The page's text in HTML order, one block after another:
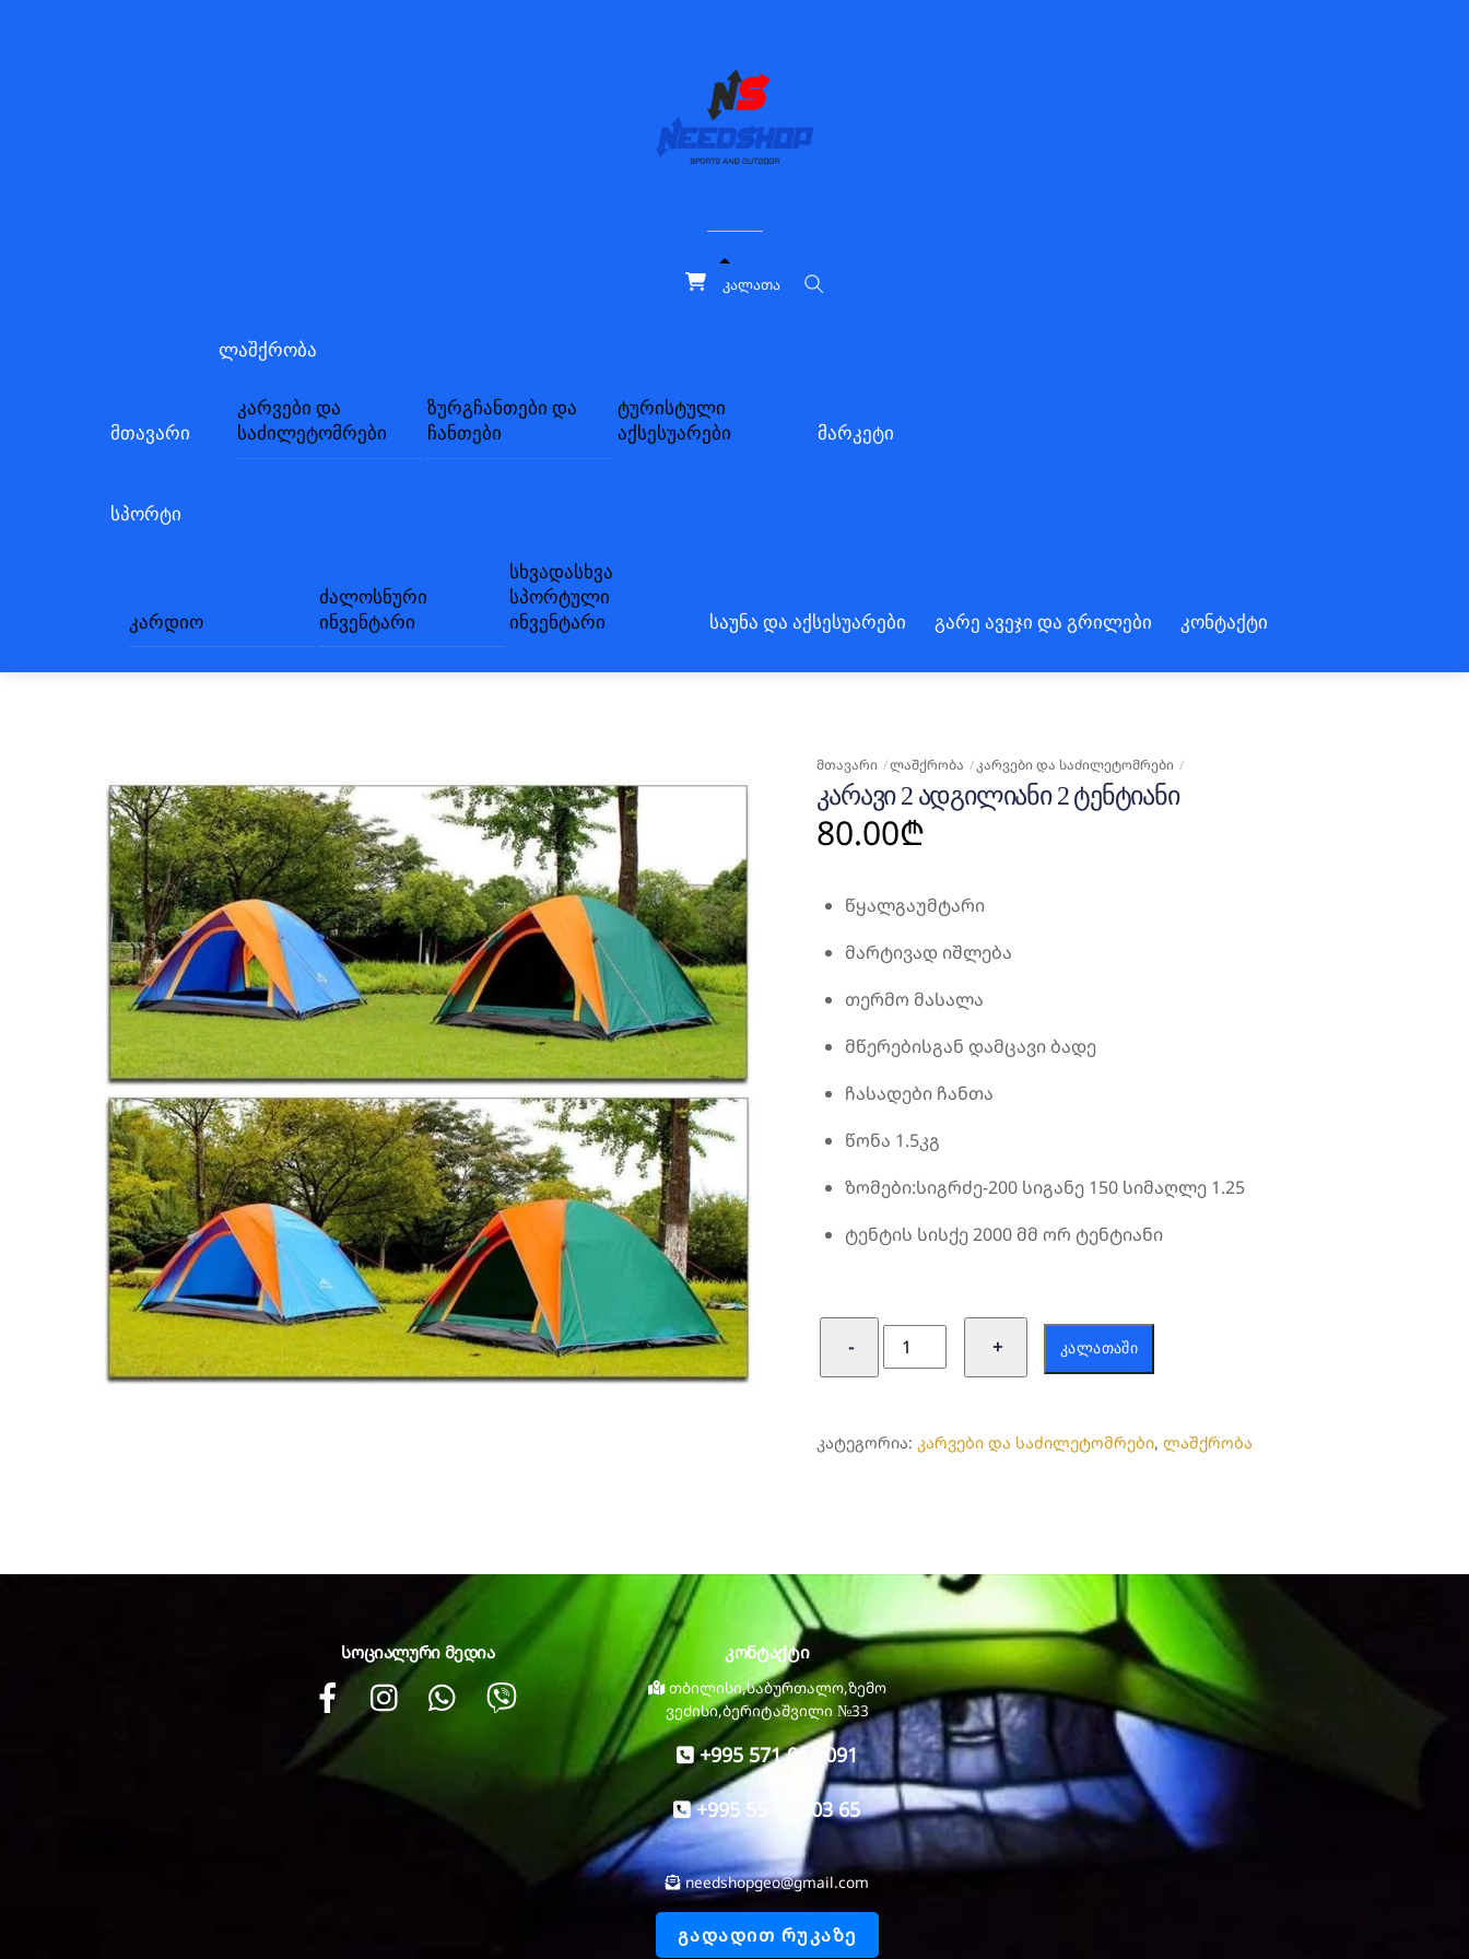
კალათა
მთავარი
ლაშქრობა
კარვები და
საძილეტომრები
ზურგჩანთები და
ჩანთები
ტურისტული
აქსესუარები
მარკეტი
სპორტი
კარდიო
ძალოსნური
ინვენტარი
სხვადასხვა
სპორტული
ინვენტარი
საუნა და აქსესუარები გარე ავეჯი და გრილები კონტაქტი
ᲛᲗᲐᲕᲐᲠᲘ ᲚᲐᲨᲥᲠᲝᲑᲐ ᲙᲐᲠᲕᲔᲑᲘ ᲓᲐ ᲡᲐᲫᲘᲚᲔᲢᲝᲛᲠᲔᲑᲘ
ᲙᲐᲠᲐᲕᲘ 2 ᲐᲓᲒᲘᲚᲘᲐᲜᲘ 2 ᲢᲔᲜᲢᲘᲐᲜᲘ
80.00₾
წყალგაუმტარი
მარტივად იშლება
თერმო მასალა
მწერებისგან დამცავი ბადე
ჩასადები ჩანთა
წონა 1.5კგ
ზომები:სიგრძე-200 სიგანე 150 სიმაღლე 1.25
ტენტის სისქე 2000 მმ ორ ტენტიანი
−
რაოდენობა:
კარავი
2
+ ᲙᲐᲚᲐᲗᲐᲨᲘ
ᲙᲐᲢᲔᲒᲝᲠᲘᲐ:კარვები და საძილეტომრები,ლაშქრობა
სოციალური მედია
Facebookinstagram Whatsapp
კონტაქტი
თბილისი,საბურთალო,ზემო
ვეძისი,ბერიტაშვილი №33
+995 571 000 091
+995 557 00 03 65
needshopgeo@gmail.com
ᲒᲐᲓᲐᲓᲘᲗ ᲠᲣᲙᲐᲖᲔ